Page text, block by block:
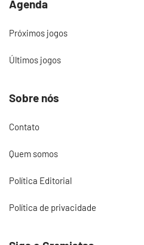
Agenda
Próximos jogos
Últimos jogos
Sobre nós
Contato
Quem somos
Política Editorial
Política de privacidade